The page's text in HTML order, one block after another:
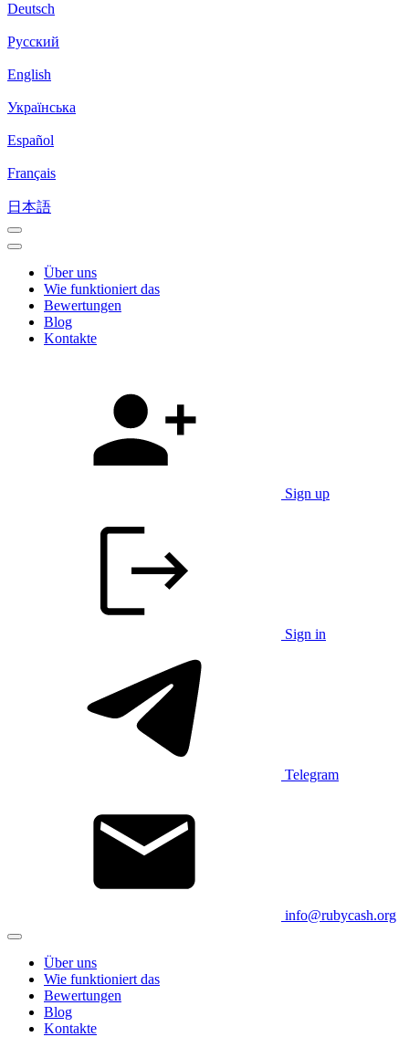
Deutsch
Русский
English
Українська
Español
Français
日本語
Über uns
Wie funktioniert das
Bewertungen
Blog
Kontakte
Sign up
Sign in
Telegram
info@rubycash.org
Über uns
Wie funktioniert das
Bewertungen
Blog
Kontakte